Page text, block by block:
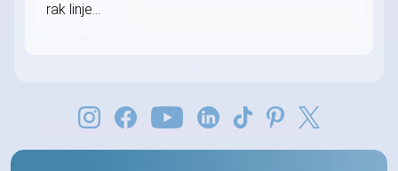
rak linje...